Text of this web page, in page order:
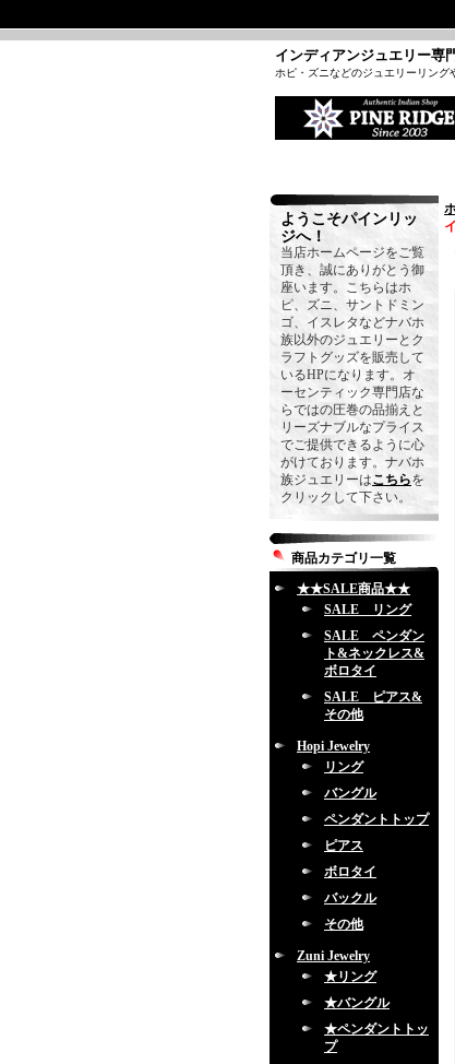
インディアンジュエリー専
ホピ・ズニなどのジュエリーリング
ようこそパインリッ
ジへ！
当店ホームページをご覧
頂き、誠にありがとう御
座います。こちらはホ
ピ、ズニ、サントドミン
ゴ、イスレタなどナバホ
族以外のジュエリーとク
ラフトグッズを販売して
いるHPになります。オ
ーセンティック専門店な
らではの圧巻の品揃えと
リーズナブルなプライス
でご提供できるように心
がけております。ナバホ
族ジュエリーはこちらを
クリックして下さい。
商品カテゴリ一覧
★★SALE商品★★
SALE リング
SALE ペンダン
ト&ネックレス&
ボロタイ
SALE ピアス&
その他
Hopi Jewelry
リング
バングル
ペンダントトップ
ピアス
ボロタイ
バックル
その他
Zuni Jewelry
★リング
★バングル
★ペンダントトッ
プ